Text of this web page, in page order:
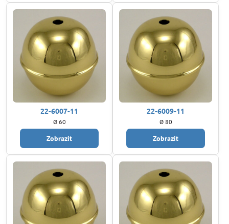
22-6007-11
Ø 60
Zobrazit
22-6009-11
Ø 80
Zobrazit